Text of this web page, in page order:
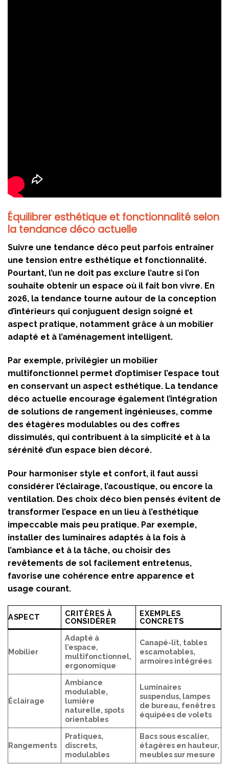
Équilibrer esthétique et fonctionnalité selon
la tendance déco actuelle
Suivre une tendance déco peut parfois entraîner
une tension entre esthétique et fonctionnalité.
Pourtant, l’un ne doit pas exclure l’autre si l’on
souhaite obtenir un espace où il fait bon vivre. En
2026, la tendance tourne autour de la conception
d’intérieurs qui conjuguent design soigné et
aspect pratique, notamment grâce à un mobilier
adapté et à l’aménagement intelligent.
Par exemple, privilégier un mobilier
multifonctionnel permet d’optimiser l’espace tout
en conservant un aspect esthétique. La tendance
déco actuelle encourage également l’intégration
de solutions de rangement ingénieuses, comme
des étagères modulables ou des coffres
dissimulés, qui contribuent à la simplicité et à la
sérénité d’un espace bien décoré.
Pour harmoniser style et confort, il faut aussi
considérer l’éclairage, l’acoustique, ou encore la
ventilation. Des choix déco bien pensés évitent de
transformer l’espace en un lieu à l’esthétique
impeccable mais peu pratique. Par exemple,
installer des luminaires adaptés à la fois à
l’ambiance et à la tâche, ou choisir des
revêtements de sol facilement entretenus,
favorise une cohérence entre apparence et
usage courant.
ASPECT
CRITÈRES À
CONSIDÉRER
EXEMPLES
CONCRETS
Mobilier
Adapté à
l’espace,
multifonctionnel,
ergonomique
Canapé-lit, tables
escamotables,
armoires intégrées
Éclairage
Ambiance
modulable,
lumière
naturelle, spots
orientables
Luminaires
suspendus, lampes
de bureau, fenêtres
équipées de volets
Rangements
Pratiques,
discrets,
modulables
Bacs sous escalier,
étagères en hauteur,
meubles sur mesure